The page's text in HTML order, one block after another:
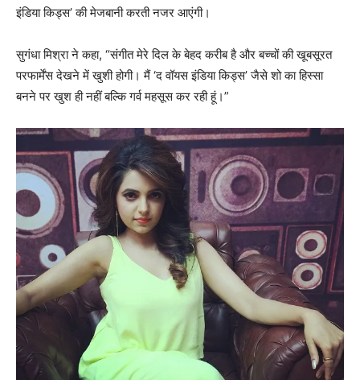
इंडिया किड्स’ की मेजबानी करती नजर आएंगी।
सुगंधा मिश्रा ने कहा, “संगीत मेरे दिल के बेहद करीब है और बच्चों की खूबसूरत
परफार्मेंस देखने में खुशी होगी। मैं ‘द वॉयस इंडिया किड्स’ जैसे शो का हिस्सा
बनने पर खुश ही नहीं बल्कि गर्व महसूस कर रही हूं।”